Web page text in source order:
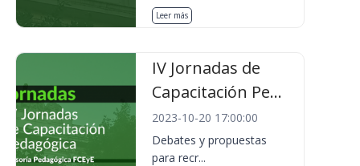
Leer más
IV Jornadas de
Capacitación Pe...
2023-10-20 17:00:00
Debates y propuestas
para recr...